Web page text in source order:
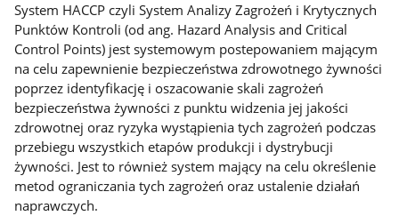
System HACCP czyli System Analizy Zagrożeń i Krytycznych
Punktów Kontroli (od ang. Hazard Analysis and Critical
Control Points) jest systemowym postepowaniem mającym
na celu zapewnienie bezpieczeństwa zdrowotnego żywności
poprzez identyfikację i oszacowanie skali zagrożeń
bezpieczeństwa żywności z punktu widzenia jej jakości
zdrowotnej oraz ryzyka wystąpienia tych zagrożeń podczas
przebiegu wszystkich etapów produkcji i dystrybucji
żywności. Jest to również system mający na celu określenie
metod ograniczania tych zagrożeń oraz ustalenie działań
naprawczych.